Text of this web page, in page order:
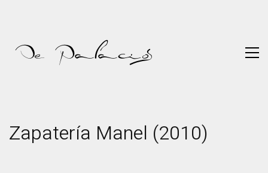
Zapatería Manel (2010)